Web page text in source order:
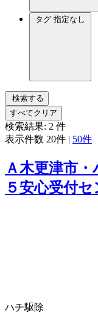
タグ 指定なし
検索する
すべてクリア
検索結果: 2 件
表示件数 20件 | 50件
Ａ木更津市
５安心受付
ハチ駆除